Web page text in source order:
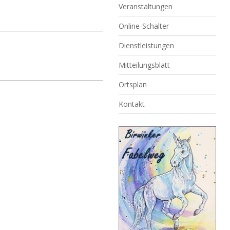
Veranstaltungen
Online-Schalter
Dienstleistungen
Mitteilungsblatt
Ortsplan
Kontakt